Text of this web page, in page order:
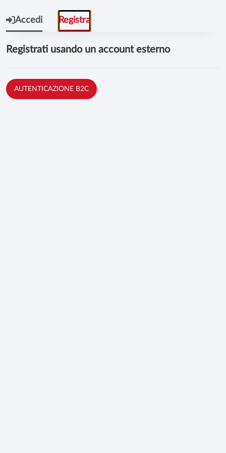
Accedi Registra
Registrati usando un account esterno
AUTENTICAZIONE B2C